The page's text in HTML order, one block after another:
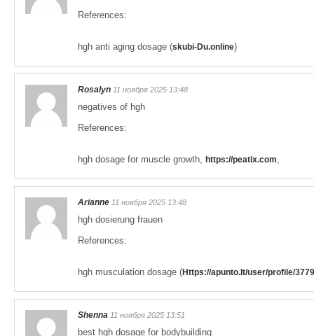
References:
hgh anti aging dosage (skubi-Du.online)
Rosalyn 11 ноября 2025 13:48
negatives of hgh
References:
hgh dosage for muscle growth, https://peatix.com,
Arianne 11 ноября 2025 13:48
hgh dosierung frauen
References:
hgh musculation dosage (Https://apunto.It/user/profile/
Shenna 11 ноября 2025 13:51
best hgh dosage for bodybuilding